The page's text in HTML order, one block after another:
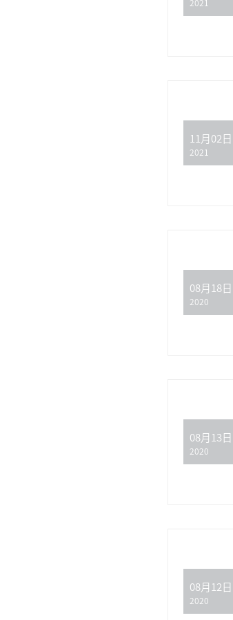
2021
11月02日
2021
08月18日
2020
08月13日
2020
08月12日
2020